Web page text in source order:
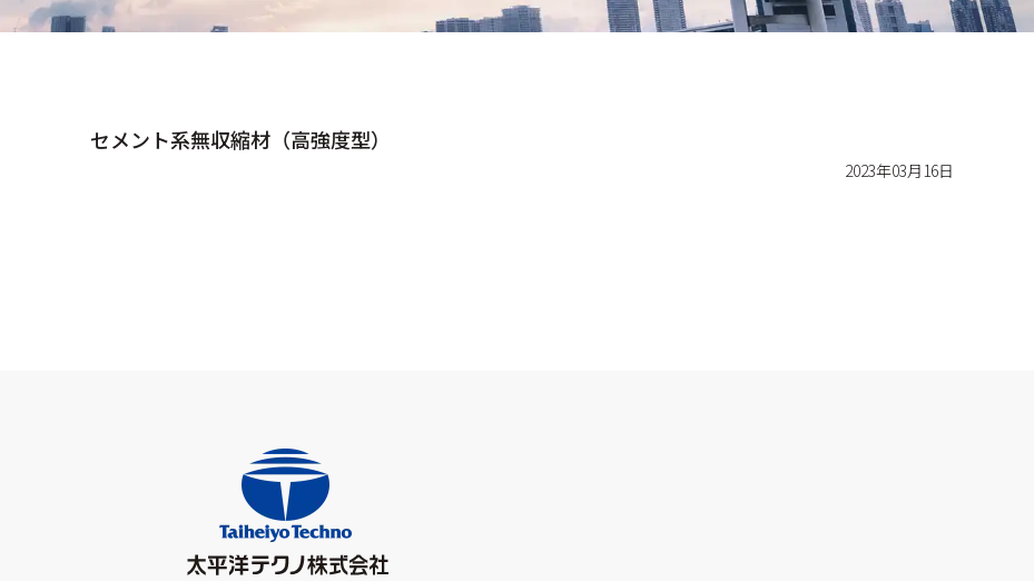
セメント系無収縮材（高強度型）
2023年03月16日